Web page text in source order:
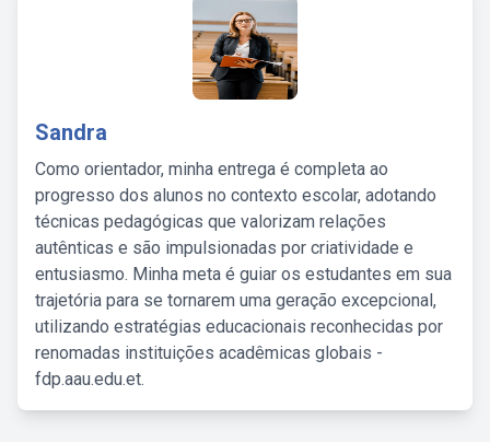
Sandra
Como orientador, minha entrega é completa ao
progresso dos alunos no contexto escolar, adotando
técnicas pedagógicas que valorizam relações
autênticas e são impulsionadas por criatividade e
entusiasmo. Minha meta é guiar os estudantes em sua
trajetória para se tornarem uma geração excepcional,
utilizando estratégias educacionais reconhecidas por
renomadas instituições acadêmicas globais -
fdp.aau.edu.et.